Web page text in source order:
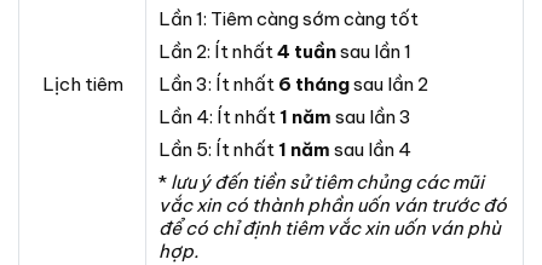
Lịch tiêm
Lần 1: Tiêm càng sớm càng tốt
Lần 2: Ít nhất4 tuầnsau lần 1
Lần 3: Ít nhất 6 thángsau lần 2
Lần 4: Ít nhất1 năm sau lần 3
Lần 5: Ít nhất1 năm sau lần 4
* lưu ý đến tiền sử tiêm chủng các mũi
vắc xin có thành phần uốn ván trước đó
để có chỉ định tiêm vắc xin uốn ván phù
hợp.